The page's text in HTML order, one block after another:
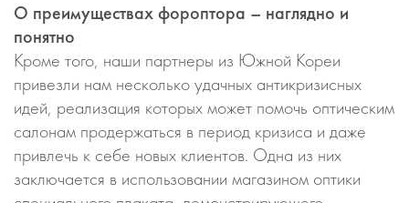
О преимуществах фороптора – наглядно и
понятно
Кроме того, наши партнеры из Южной Кореи
привезли нам несколько удачных антикризисных
идей, реализация которых может помочь оптическим
салонам продержаться в период кризиса и даже
привлечь к себе новых клиентов. Одна из них
заключается в использовании магазином оптики